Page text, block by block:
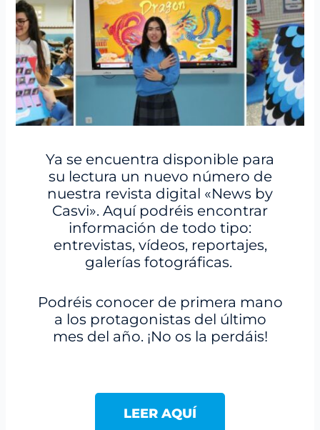
Ya se encuentra disponible para
su lectura un nuevo número de
nuestra revista digital «News by
Casvi». Aquí podréis encontrar
información de todo tipo:
entrevistas, vídeos, reportajes,
galerías fotográficas.
Podréis conocer de primera mano
a los protagonistas del último
mes del año. ¡No os la perdáis!
LEER AQUÍ